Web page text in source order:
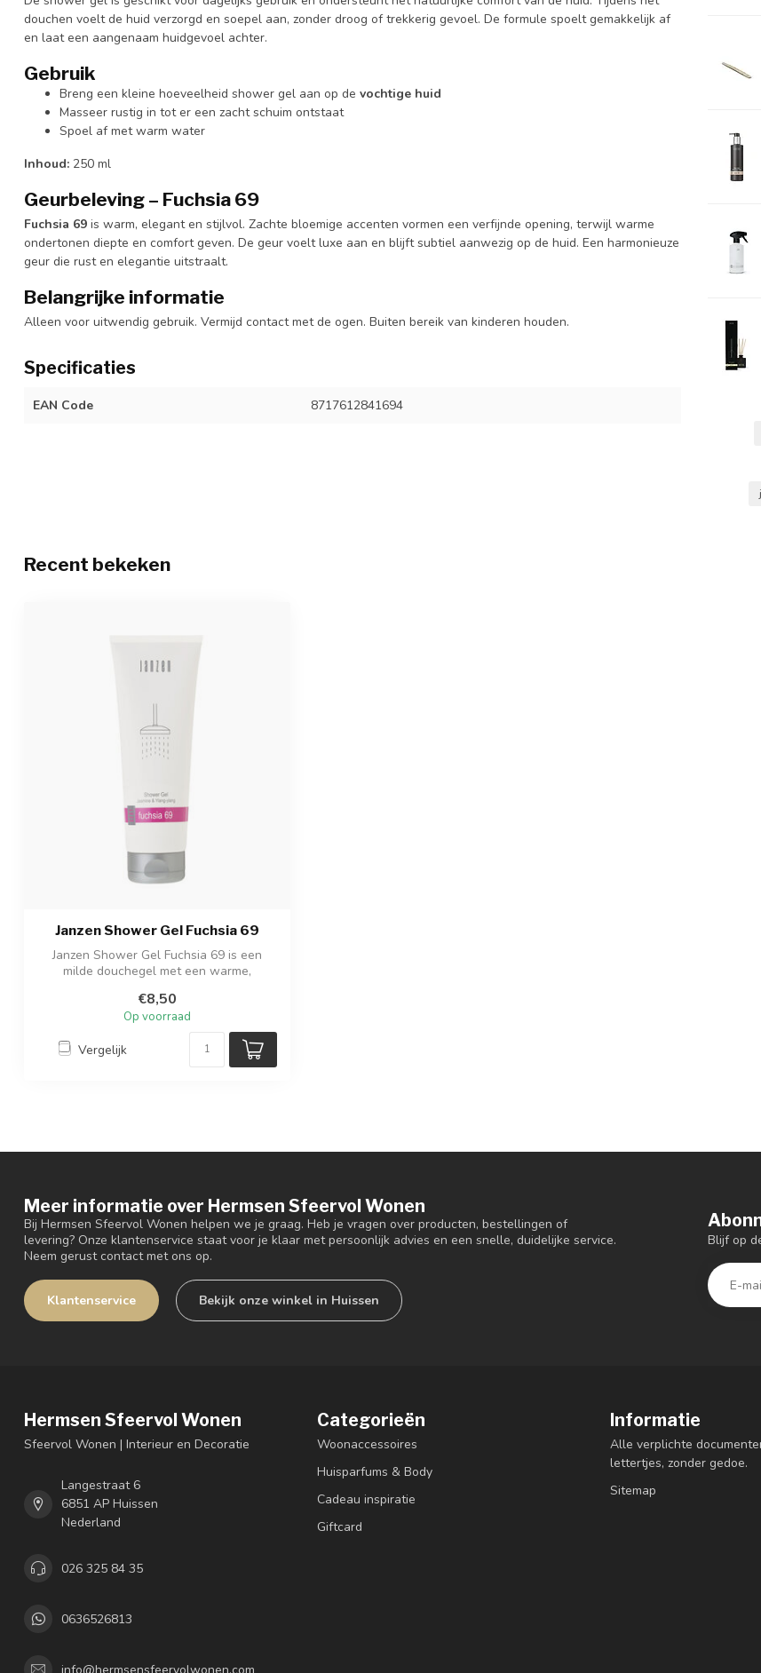
douchen voelt de huid verzorgd en soepel aan, zonder droog of trekkerig gevoel. De formule spoelt gemakkelijk af
en laat een aangenaam huidgevoel achter.
Gebruik
Breng een kleine hoeveelheid shower gel aan op de vochtige huid
Masseer rustig in tot er een zacht schuim ontstaat
Spoel af met warm water
Inhoud: 250 ml
Geurbeleving – Fuchsia 69
Fuchsia 69 is warm, elegant en stijlvol. Zachte bloemige accenten vormen een verfijnde opening, terwijl warme
ondertonen diepte en comfort geven. De geur voelt luxe aan en blijft subtiel aanwezig op de huid. Een harmonieuze
geur die rust en elegantie uitstraalt.
Belangrijke informatie
Alleen voor uitwendig gebruik. Vermijd contact met de ogen. Buiten bereik van kinderen houden.
Specificaties
EAN Code 8717612841694
Recent bekeken
Janzen Shower Gel Fuchsia 69
Janzen Shower Gel Fuchsia 69 is een
milde douchegel met een warme,
€8,50
Op voorraad
Vergelijk
Meer informatie over Hermsen Sfeervol Wonen
Bij Hermsen Sfeervol Wonen helpen we je graag. Heb je vragen over producten, bestellingen of
levering? Onze klantenservice staat voor je klaar met persoonlijk advies en een snelle, duidelijke service.
Neem gerust contact met ons op.
Klantenservice Bekijk onze winkel in Huissen
Blijf op
Hermsen Sfeervol Wonen
Sfeervol Wonen | Interieur en Decoratie
Langestraat 6
6851 AP Huissen
Nederland
026 325 84 35
0636526813
Categorieën
Woonaccessoires
Huisparfums & Body
Cadeau inspiratie
Giftcard
Informatie
Alle verplichte
lettertjes, zonder gedoe.
Sitemap